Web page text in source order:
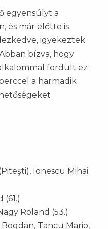
egyensúlyt a
és már előtte is
igyekeztek
bízva, hogy
fordult ez
a harmadik
Ionescu Mihai
(61.)
Roland (53.)
Tancu Mario,